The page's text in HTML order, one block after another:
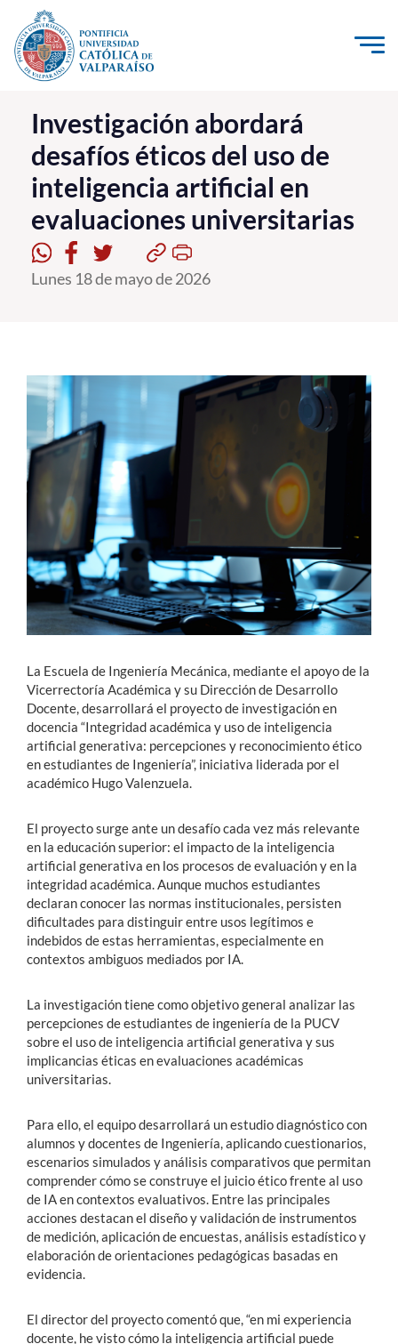
Click acá para ir directamente al contenido
La Universidad
Investigación, Creación e Innovación
PUCV Internacional
Vinculación con el Medio
Admisión
Formación Continua
Estudiantes
Académicos
Funcionarios
Alumni
English
Investigación abordará
desafíos éticos del uso de
inteligencia artificial en
evaluaciones universitarias
Lunes 18 de mayo de 2026
La Escuela de Ingeniería Mecánica, mediante el apoyo de la
Vicerrectoría Académica y su Dirección de Desarrollo
Docente, desarrollará el proyecto de investigación en
docencia “Integridad académica y uso de inteligencia
artificial generativa: percepciones y reconocimiento ético
en estudiantes de Ingeniería”, iniciativa liderada por el
académico Hugo Valenzuela.
El proyecto surge ante un desafío cada vez más relevante
en la educación superior: el impacto de la inteligencia
artificial generativa en los procesos de evaluación y en la
integridad académica. Aunque muchos estudiantes
declaran conocer las normas institucionales, persisten
dificultades para distinguir entre usos legítimos e
indebidos de estas herramientas, especialmente en
contextos ambiguos mediados por IA.
La investigación tiene como objetivo general analizar las
percepciones de estudiantes de ingeniería de la PUCV
sobre el uso de inteligencia artificial generativa y sus
implicancias éticas en evaluaciones académicas
universitarias.
Para ello, el equipo desarrollará un estudio diagnóstico con
alumnos y docentes de Ingeniería, aplicando cuestionarios,
escenarios simulados y análisis comparativos que permitan
comprender cómo se construye el juicio ético frente al uso
de IA en contextos evaluativos. Entre las principales
acciones destacan el diseño y validación de instrumentos
de medición, aplicación de encuestas, análisis estadístico y
elaboración de orientaciones pedagógicas basadas en
evidencia.
El director del proyecto comentó que, “en mi experiencia
docente, he visto cómo la inteligencia artificial puede